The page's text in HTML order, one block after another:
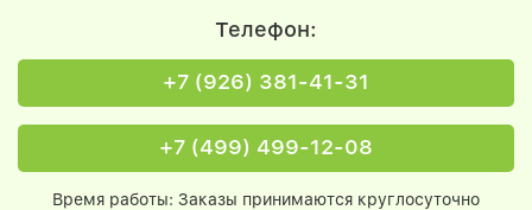
Телефон:
+7 (926) 381-41-31
+7 (499) 499-12-08
Время работы: Заказы принимаются круглосуточно